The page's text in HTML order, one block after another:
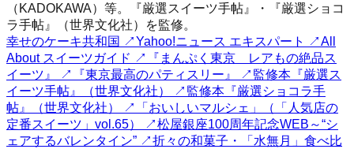
（KADOKAWA）等。『厳選スイーツ手帖』・『厳選ショコ
ラ手帖』（世界文化社）を監修。
幸せのケーキ共和国 ↗Yahoo!ニュース エキスパート ↗All
About スイーツガイド ↗
『まんぷく東京 レアもの絶品ス
イーツ』
↗ 『東京最高のパティスリー』 ↗ 監修本『厳選ス
イーツ手帖』（世界文化社）
↗ 監修本『厳選ショコラ手
帖』（世界文化社）
↗
「おいしいマルシェ」（「人気店の
定番スイーツ」vol.65）
↗松屋銀座100周年記念WEB～“シ
ェアするバレンタイン” ↗折々の和菓子・「水無月」食べ比